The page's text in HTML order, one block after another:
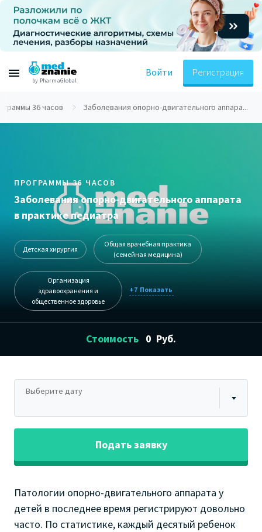
by PharmaGlobal
Войти Регистрация
36 часов Заболевания опорно-двигательного аппара...
ПРОГРАММЫ 36 ЧАСОВ
Заболевания опорно-двигательного аппарата
в практике педиатра
Детская хирургия
Общая врачебная практика
(семейная медицина)
Организация
здравоохранения и
общественное здоровье
+7
Стоимость 0 Руб.
Выберите дату
Подать заявку
Патологии опорно-двигательного аппарата у
детей в последнее время регистрируют довольно
часто. По статистике, каждый десятый ребенок